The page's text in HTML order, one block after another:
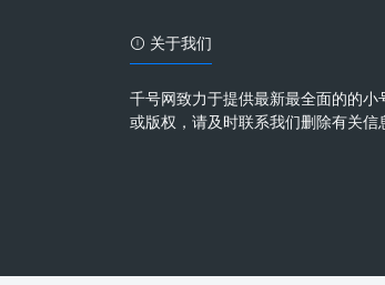
关于我们
千号网致力于提供最新最全面的的
或版权，请及时联系我们删除有关信